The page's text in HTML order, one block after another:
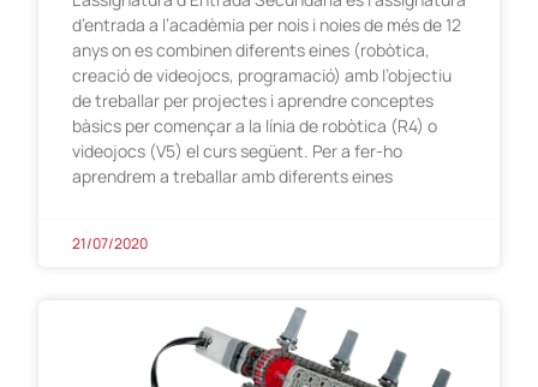
d’entrada a l’acadèmia per nois i noies de més de 12
anys on es combinen diferents eines (robòtica,
creació de videojocs, programació) amb l’objectiu
de treballar per projectes i aprendre conceptes
bàsics per començar a la línia de robòtica (R4) o
videojocs (V5) el curs següent. Per a fer-ho
aprendrem a treballar amb diferents eines
21/07/2020